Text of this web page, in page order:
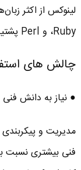
،Ruby و Perl پشتیبانی می‌کند.
چالش های
● نیاز به دانش فنی
مدیریت و
فنی بیشتری نسبت